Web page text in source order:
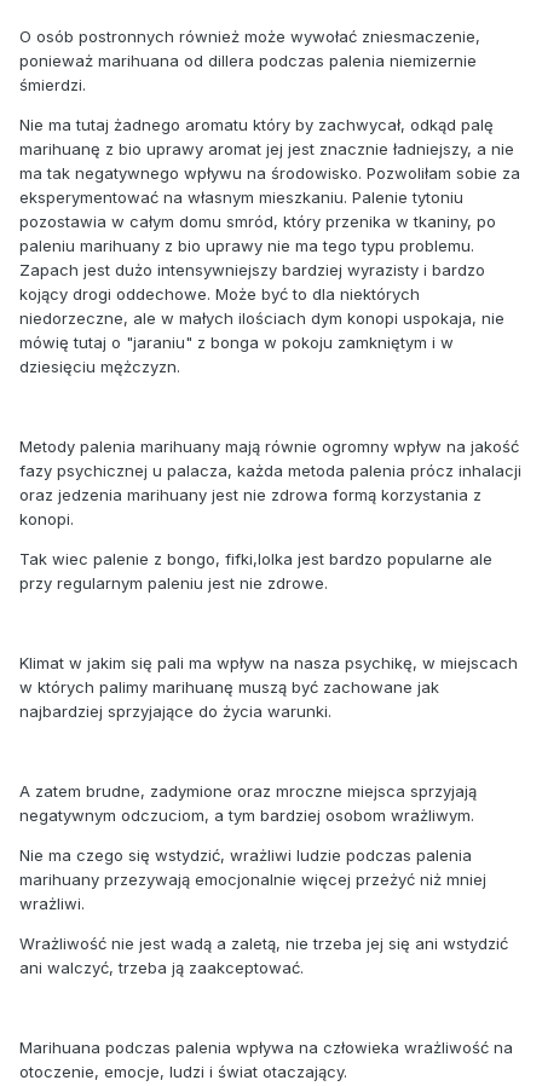
O osób postronnych również może wywołać zniesmaczenie,
ponieważ marihuana od dillera podczas palenia niemizernie
śmierdzi.
Nie ma tutaj żadnego aromatu który by zachwycał, odkąd palę
marihuanę z bio uprawy aromat jej jest znacznie ładniejszy, a nie
ma tak negatywnego wpływu na środowisko. Pozwoliłam sobie za
eksperymentować na własnym mieszkaniu. Palenie tytoniu
pozostawia w całym domu smród, który przenika w tkaniny, po
paleniu marihuany z bio uprawy nie ma tego typu problemu.
Zapach jest dużo intensywniejszy bardziej wyrazisty i bardzo
kojący drogi oddechowe. Może być to dla niektórych
niedorzeczne, ale w małych ilościach dym konopi uspokaja, nie
mówię tutaj o "jaraniu" z bonga w pokoju zamkniętym i w
dziesięciu mężczyzn.
Metody palenia marihuany mają równie ogromny wpływ na jakość
fazy psychicznej u palacza, każda metoda palenia prócz inhalacji
oraz jedzenia marihuany jest nie zdrowa formą korzystania z
konopi.
Tak wiec palenie z bongo, fifki,lolka jest bardzo popularne ale
przy regularnym paleniu jest nie zdrowe.
Klimat w jakim się pali ma wpływ na nasza psychikę, w miejscach
w których palimy marihuanę muszą być zachowane jak
najbardziej sprzyjające do życia warunki.
A zatem brudne, zadymione oraz mroczne miejsca sprzyjają
negatywnym odczuciom, a tym bardziej osobom wrażliwym.
Nie ma czego się wstydzić, wrażliwi ludzie podczas palenia
marihuany przezywają emocjonalnie więcej przeżyć niż mniej
wrażliwi.
Wrażliwość nie jest wadą a zaletą, nie trzeba jej się ani wstydzić
ani walczyć, trzeba ją zaakceptować.
Marihuana podczas palenia wpływa na człowieka wrażliwość na
otoczenie, emocje, ludzi i świat otaczający.